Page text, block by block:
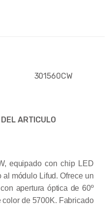
301560CW
ARTICULO
equipado con chip LED
módulo Lifud. Ofrece un
apertura óptica de 60º
color de 5700K. Fabricado